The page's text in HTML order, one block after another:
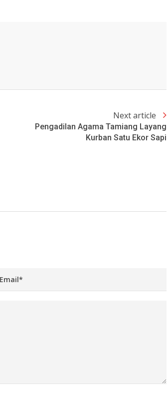
Next article
Pengadilan Agama Tamiang Layang
Kurban Satu Ekor Sapi